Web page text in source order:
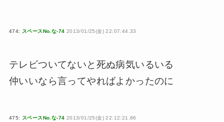
474: スペースNo.な-74 2013/01/25(金) 22:07:44.33
テレビついてないと死ぬ病気いるいる
仲いいなら言ってやればよかったのに
475: スペースNo.な-74 2013/01/25(金) 22:12:21.86